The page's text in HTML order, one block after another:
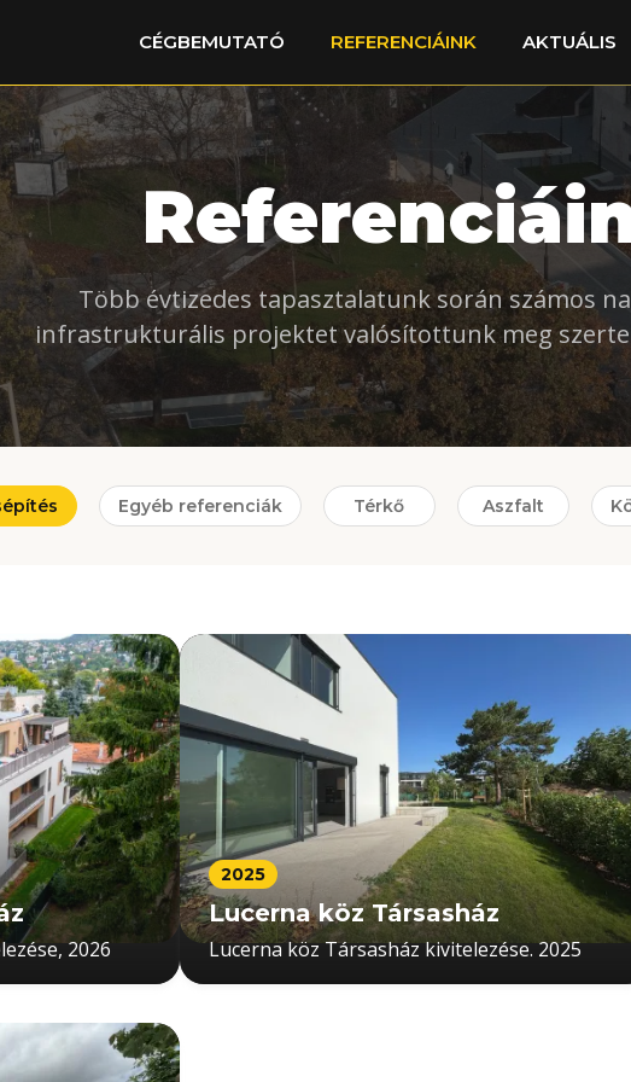
CÉGBEMUTATÓ REFERENCIÁINK AKTUÁLIS
Több évtizedes tapasztalatunk során számos
infrastrukturális projektet valósítottunk meg szerte
Egyéb referenciák Térkő Aszfalt
2026
2025
Lucerna köz Társasház
Lucerna köz Társasház kivitelezése. 2025